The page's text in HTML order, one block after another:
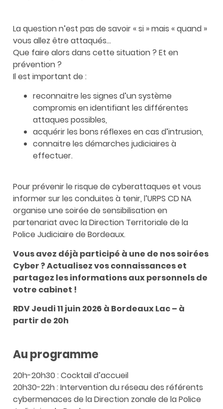
La question n’est pas de savoir « si » mais « quand »
vous allez être attaqués…
Que faire alors dans cette situation ? Et en
prévention ?
Il est important de :
reconnaitre les signes d’un système
compromis en identifiant les différentes
attaques possibles,
acquérir les bons réflexes en cas d’intrusion,
connaitre les démarches judiciaires à
effectuer.
Pour prévenir le risque de cyberattaques et vous
informer sur les conduites à tenir, l’URPS CD NA
organise une soirée de sensibilisation en
partenariat avec la Direction Territoriale de la
Police Judiciaire de Bordeaux.
Vous avez déjà participé à une de nos soirées
Cyber ? Actualisez vos connaissances et
partagez les informations aux personnels de
votre cabinet !
RDV Jeudi 11 juin 2026 à Bordeaux Lac – à
partir de 20h
Au programme
20h-20h30 : Cocktail d’accueil
20h30-22h : Intervention du réseau des référents
cybermenaces de la Direction zonale de la Police